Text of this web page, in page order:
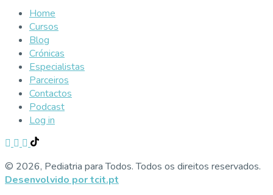
Home
Cursos
Blog
Crónicas
Especialistas
Parceiros
Contactos
Podcast
Log in
© 2026, Pediatria para Todos. Todos os direitos reservados.
Desenvolvido por tcit.pt